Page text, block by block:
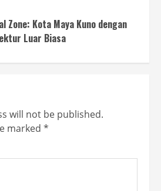
Zone: Kota Maya Kuno dengan
Luar Biasa
will not be published.
marked *